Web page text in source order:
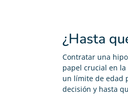
¿Hasta
Contratar una
papel crucial en
un límite de edad
decisión y hasta